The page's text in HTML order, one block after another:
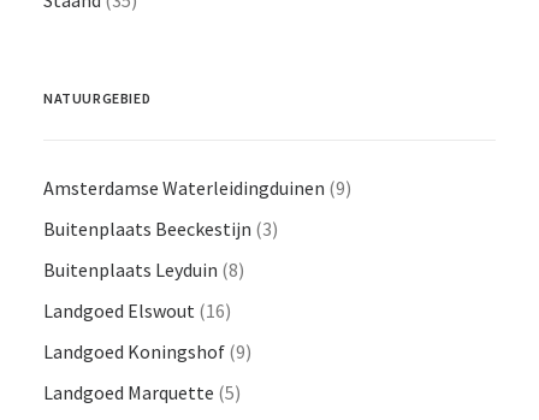
NATUURGEBIED
Amsterdamse Waterleidingduinen (9)
Buitenplaats Beeckestijn (3)
Buitenplaats Leyduin (8)
Landgoed Elswout (16)
Landgoed Koningshof (9)
Landgoed Marquette (5)